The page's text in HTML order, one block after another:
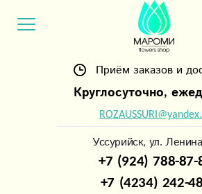
Приём заказов и
Круглосуточно,
Уссурийск, ул.
+7 (924) 788-87-
+7 (4234) 242-